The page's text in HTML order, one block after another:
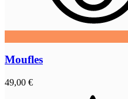
Moufles
49,00 €